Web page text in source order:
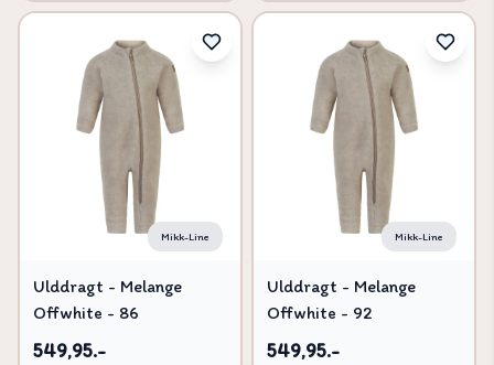
Mikk-Line
Ulddragt - Melange
Offwhite - 86
549,95.-
Mikk-Line
Ulddragt - Melange
Offwhite - 92
549,95.-